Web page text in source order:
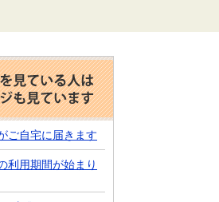
ご自宅に届きます
利用期間が始まり